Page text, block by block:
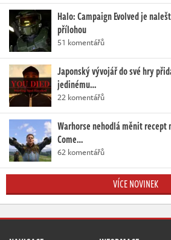
Halo: Campaign Evolved je
přílohou
51 komentářů
Japonský vývojář do své hry
jedinému…
22 komentářů
Warhorse nehodlá měnit recept
Come…
62 komentářů
VÍCE NOVINEK